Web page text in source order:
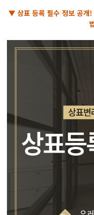
▼ 상표 등록 필수 정보 공개!